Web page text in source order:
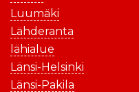
Luumäki
Lähderanta
lähialue
Länsi-Helsinki
Länsi-Pakila